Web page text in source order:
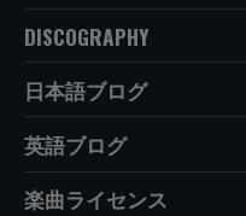
DISCOGRAPHY
日本語ブログ
英語ブログ
楽曲ライセンス